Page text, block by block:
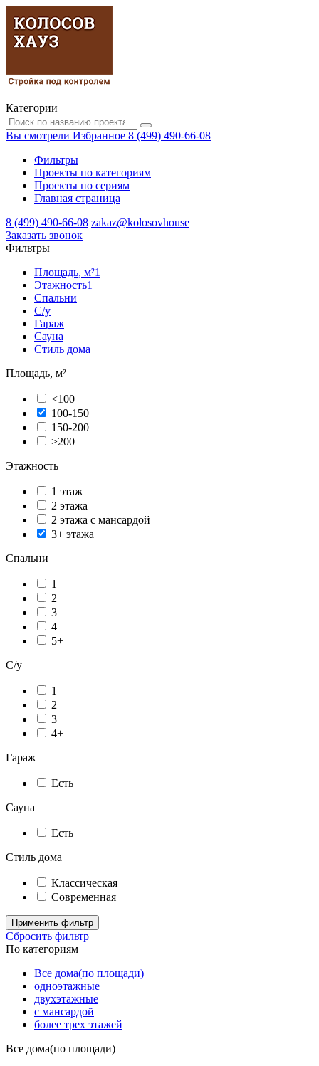
Категории
Вы смотрели Избранное 8 (499) 490-66-08
Фильтры
Проекты по категориям
Проекты по сериям
Главная страница
8 (499) 490-66-08 zakaz@kolosovhouse
3аказать звонок
Фильтры
Площадь, м²1
Этажность1
Спальни
С/у
Гараж
Сауна
Стиль дома
Площадь, м²
<100
100-150
150-200
>200
Этажность
1 этаж
2 этажа
2 этажа с мансардой
3+ этажа
Спальни
1
2
3
4
5+
С/у
1
2
3
4+
Гараж
Есть
Сауна
Есть
Стиль дома
Классическая
Современная
Применить фильтр
Сбросить фильтр
По категориям
Все дома(по площади)
одноэтажные
двухэтажные
с мансардой
более трех этажей
Все дома(по площади)